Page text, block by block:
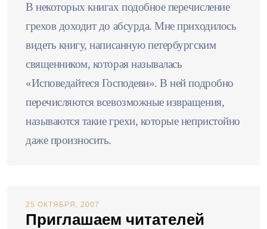
В некоторых книгах подобное перечисление
грехов доходит до абсурда. Мне приходилось
видеть книгу, написанную петербургским
священником, которая называлась
«Исповедайтеся Господеви». В ней подробно
перечисляются всевозможные извращения,
называются такие грехи, которые непристойно
даже произносить.
25 ОКТЯБРЯ, 2007
Приглашаем читателей